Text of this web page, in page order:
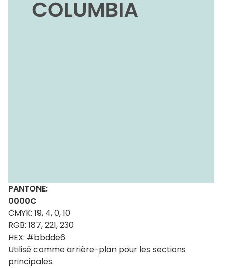
PANTONE:
0000C
CMYK: 19, 4, 0, 10
RGB: 187, 221, 230
HEX: #bbdde6
Utilisé comme arrière-plan pour les sections
principales.